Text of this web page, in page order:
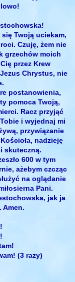
Twoją uciekam,
Czuję, żem nie
grzechów moich
przez Krew
Chrystus, nie
postanowienia,
pomoca Twoją,
Racz przyjąć
i wyjednaj mi
przywiązanie
nadzieję
skuteczną.
600 w tym
ażebym czcząc
na oglądanie
Pani.
jak ja
Amen.
(3 razy)